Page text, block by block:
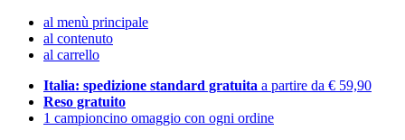
al menù principale
al contenuto
al carrello
Italia: spedizione standard gratuita a partire da € 59,90
Reso gratuito
1 campioncino omaggio con ogni ordine